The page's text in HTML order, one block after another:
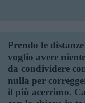
Prendo le
voglio avere
da condividere
nulla per
il più acerrimo.